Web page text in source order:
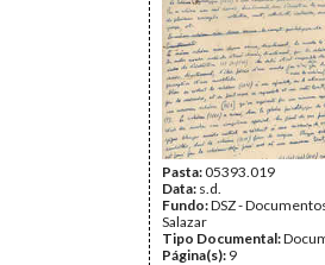
Pasta:05393.019
Data: s.d.
Fundo:DSZ -
Salazar
Tipo Documental:
Página(s): 9